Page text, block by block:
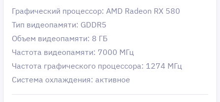
Графический процессор: AMD Radeon RX 580
Тип видеопамяти: GDDR5
Объем видеопамяти: 8 ГБ
Частота видеопамяти: 7000 МГц
Частота графического процессора: 1274 МГц
Система охлаждения: активное